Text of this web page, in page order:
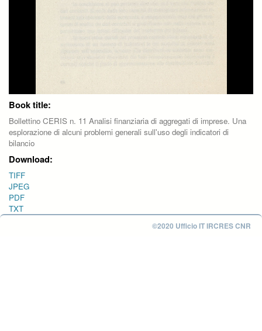
Book title:
Bollettino CERIS n. 11 Analisi finanziaria di aggregati di imprese. Una
esplorazione di alcuni problemi generali sull'uso degli indicatori di
bilancio
Download:
TIFF
JPEG
PDF
TXT
©2020 Ufficio IT IRCRES CNR